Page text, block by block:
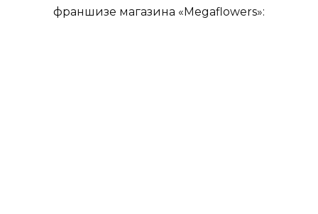
франшизе магазина «Megaflowers»: